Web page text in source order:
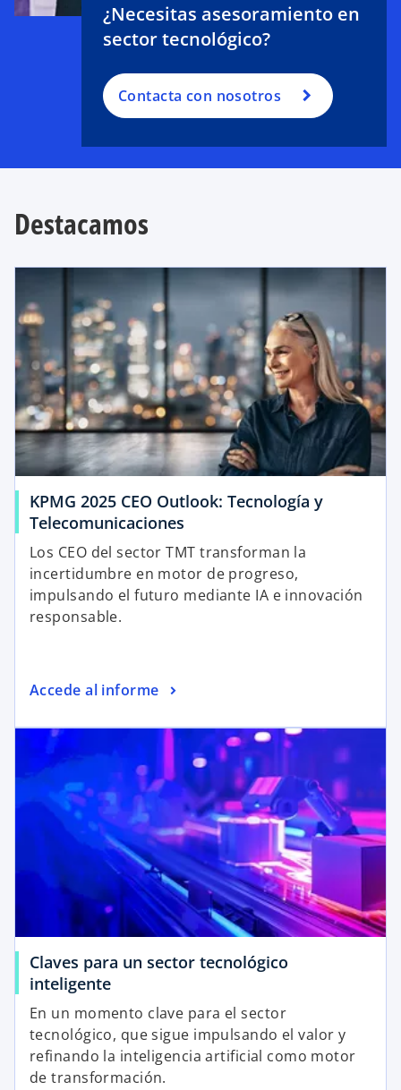
¿Necesitas asesoramiento en
sector tecnológico?
Contacta con nosotros
Destacamos
KPMG 2025 CEO Outlook: Tecnología y
Telecomunicaciones
Los CEO del sector TMT transforman la
incertidumbre en motor de progreso,
impulsando el futuro mediante IA e innovación
responsable.
Accede al informe
Claves para un sector tecnológico
inteligente
En un momento clave para el sector
tecnológico, que sigue impulsando el valor y
refinando la inteligencia artificial como motor
de transformación.